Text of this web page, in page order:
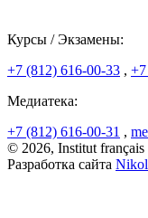
Курсы / Экзамены:
+7 (812) 616-00-33 ,
Медиатека:
+7 (812) 616-00-31 ,
© 2026, Institut français
Разработка сайта